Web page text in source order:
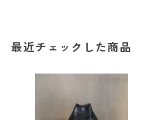
最近チェックした商品